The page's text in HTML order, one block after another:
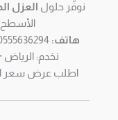
نوفّر حلول العزل
الأسطح
هاتف:
نخدم: الرياض
اطلب عرض سعر